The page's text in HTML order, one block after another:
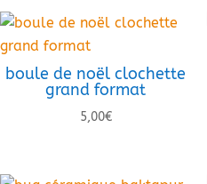
boule de noël clochette
grand format
5,00€